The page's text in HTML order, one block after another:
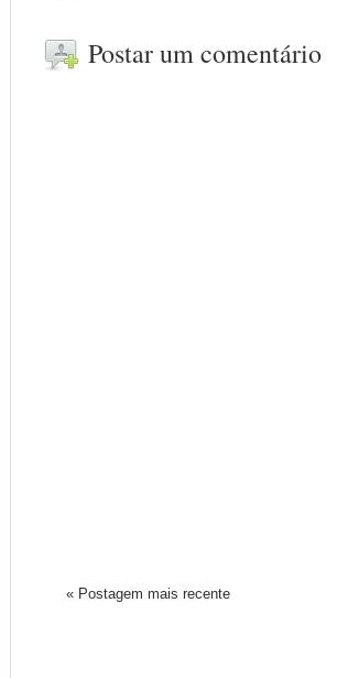
Postar um comentário
« Postagem mais recente